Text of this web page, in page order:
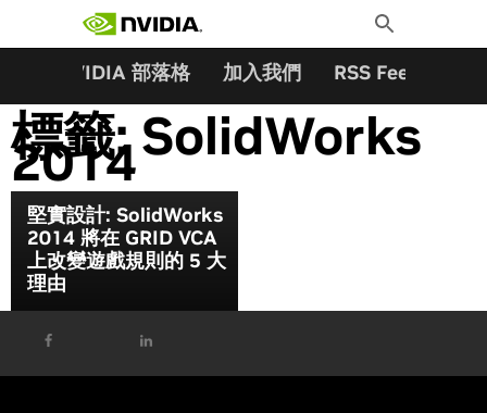
Toggle
Search
NVIDIA 部落格 加入我們 RSS Feeds
標籤:SolidWorks
2014
堅實設計: SolidWorks
2014 將在 GRID VCA
上改變遊戲規則的 5 大
理由